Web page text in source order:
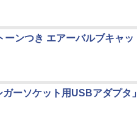
ンつき エアーバルブキャッ
ーソケット用USBアダプタ」